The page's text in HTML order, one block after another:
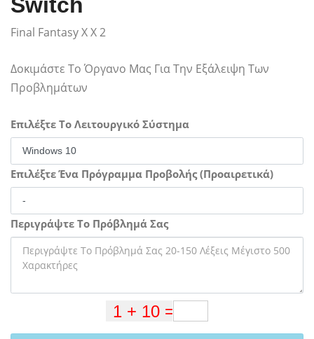
Final Fantasy X X 2
Δοκιμάστε Το Όργανο Μας Για Την Εξάλειψη Των
Προβλημάτων
Επιλέξτε Το Λειτουργικό Σύστημα
Επιλέξτε Ένα Πρόγραμμα Προβολής (Προαιρετικά)
Περιγράψτε Το Πρόβλημά Σας